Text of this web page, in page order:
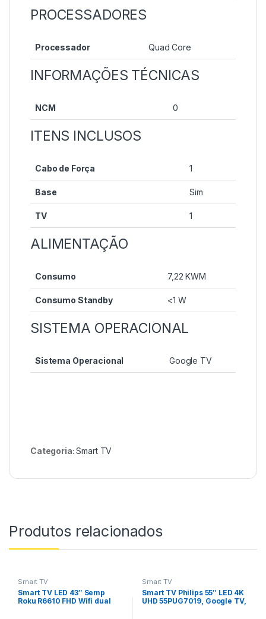
PROCESSADORES
Processador Quad Core
INFORMAÇÕES TÉCNICAS
NCM 0
ITENS INCLUSOS
Cabo de Força 1
Base Sim
TV 1
ALIMENTAÇÃO
Consumo 7,22 KWM
Consumo Standby <1 W
SISTEMA OPERACIONAL
Sistema Operacional Google TV
Categoria:Smart TV
Produtos relacionados
Smart TV
Smart TV LED 43″ Semp
Roku R6610 FHD Wifi dual
Smart TV
Smart TV Philips 55″ LED 4K
UHD 55PUG7019, Google TV,